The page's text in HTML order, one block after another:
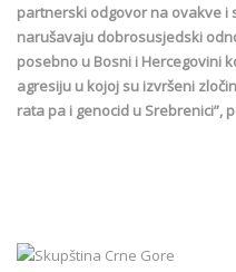
partnerski odgovor na ovakve i
narušavaju dobrosusjedski
posebno u Bosni i Hercegovini
agresiju u kojoj su izvršeni
rata pa i genocid u Srebrenici”,